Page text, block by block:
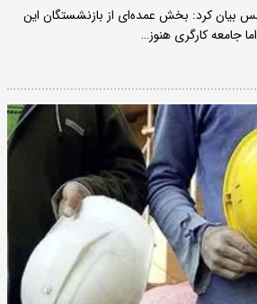
بیان کرد: بخش عمده‌ای از بازنشستگان این
جامعه کارگری هنوز…